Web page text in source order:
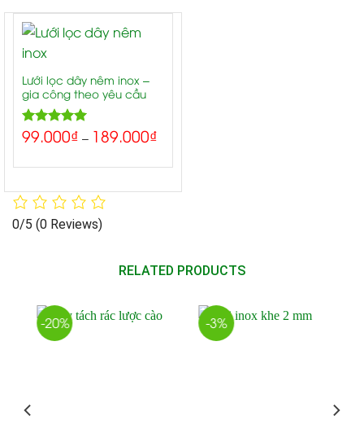
Lưới lọc dây nêm inox –
gia công theo yêu cầu
Rated5.00
out of 5
99.000₫ – 189.000₫
0/5 (0 Reviews)
RELATED PRODUCTS
-20% -3%